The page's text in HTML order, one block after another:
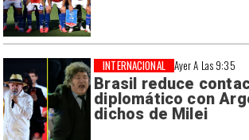
Ayer A Las 9:35
Brasil reduce
diplomático con
dichos de Milei
INTERNACIONAL